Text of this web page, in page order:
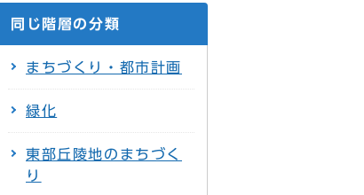
同じ階層の分類
まちづくり・都市計画
緑化
東部丘陵地のまちづく
り